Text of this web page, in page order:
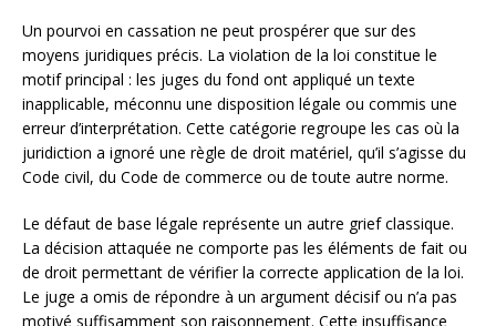
Un pourvoi en cassation ne peut prospérer que sur des
moyens juridiques précis. La violation de la loi constitue le
motif principal : les juges du fond ont appliqué un texte
inapplicable, méconnu une disposition légale ou commis une
erreur d’interprétation. Cette catégorie regroupe les cas où la
juridiction a ignoré une règle de droit matériel, qu’il s’agisse du
Code civil, du Code de commerce ou de toute autre norme.
Le défaut de base légale représente un autre grief classique.
La décision attaquée ne comporte pas les éléments de fait ou
de droit permettant de vérifier la correcte application de la loi.
Le juge a omis de répondre à un argument décisif ou n’a pas
motivé suffisamment son raisonnement. Cette insuffisance